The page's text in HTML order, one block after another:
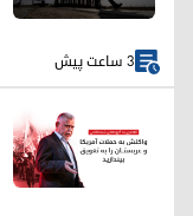
3 ساعت پیش